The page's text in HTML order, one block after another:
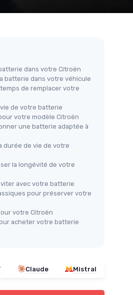
Batterie Bosch C70
avec batteries 12/24 V
de
dans votre Citroën
batterie dans votre véhicule
de remplacer votre
de votre batterie
votre modèle Citroën
une batterie adaptée à
durée de vie de votre
la longévité de votre
avec votre batterie
pour préserver votre
votre Citroën
acheter votre batterie
Claude Mistral